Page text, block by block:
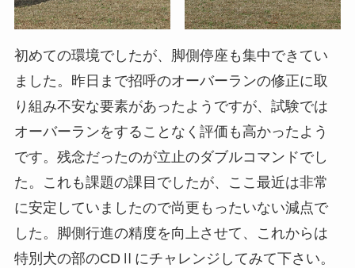
初めての環境でしたが、脚側停座も集中できてい
ました。昨日まで招呼のオーバーランの修正に取
り組み不安な要素があったようですが、試験では
オーバーランをすることなく評価も高かったよう
です。残念だったのが立止のダブルコマンドでし
た。これも課題の課目でしたが、ここ最近は非常
に安定していましたので尚更もったいない減点で
した。脚側行進の精度を向上させて、これからは
特別犬の部のCDⅡにチャレンジしてみて下さい。